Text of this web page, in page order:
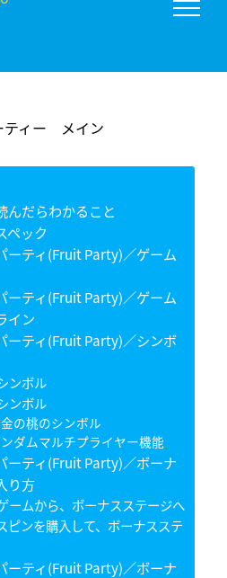
んだらわかること
ペック
ーティ(Fruit Party)／ゲーム
ーティ(Fruit Party)／ゲーム
イン
ーティ(Fruit Party)／シンボ
ンボル
ンボル
の桃のシンボル
ダムマルチプライヤー機能
ーティ(Fruit Party)／ボーナ
り方
ームから、ボーナスステージへ
ピンを購入して、ボーナスステ
ーティ(Fruit Party)／ボーナ